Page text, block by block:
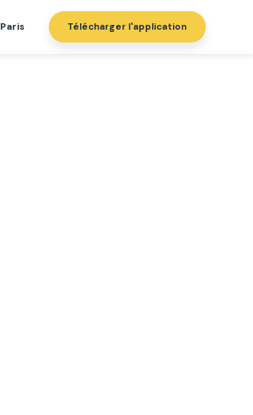
Paris Télécharger l'application